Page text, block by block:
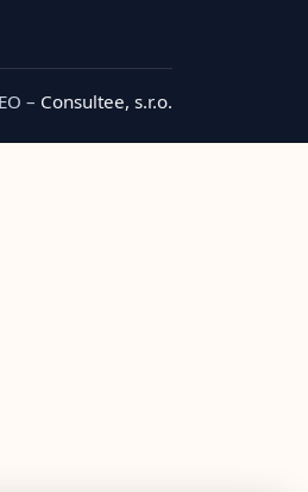
– Consultee, s.r.o.